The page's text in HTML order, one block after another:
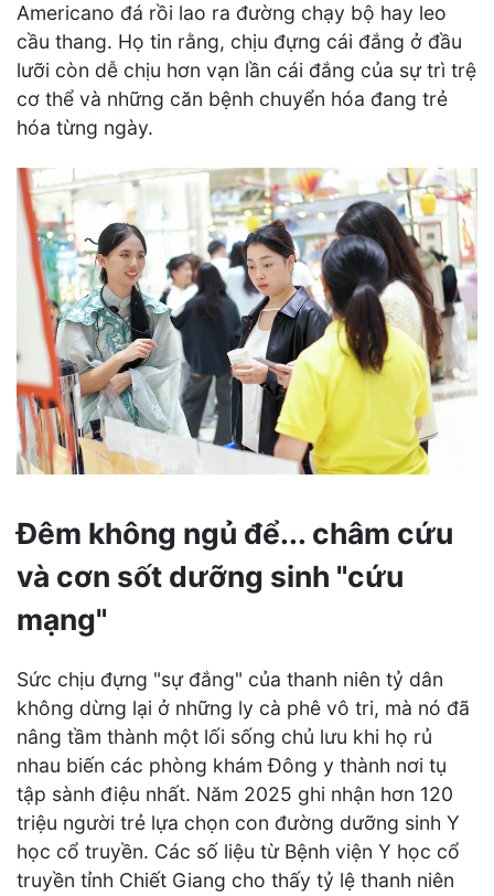
Americano đá rồi lao ra đường chạy bộ hay leo
cầu thang. Họ tin rằng, chịu đựng cái đắng ở đầu
lưỡi còn dễ chịu hơn vạn lần cái đắng của sự trì trệ
cơ thể và những căn bệnh chuyển hóa đang trẻ
hóa từng ngày.
Đêm không ngủ để... châm cứu
và cơn sốt dưỡng sinh "cứu
mạng"
Sức chịu đựng "sự đắng" của thanh niên tỷ dân
không dừng lại ở những ly cà phê vô tri, mà nó đã
nâng tầm thành một lối sống chủ lưu khi họ rủ
nhau biến các phòng khám Đông y thành nơi tụ
tập sành điệu nhất. Năm 2025 ghi nhận hơn 120
triệu người trẻ lựa chọn con đường dưỡng sinh Y
học cổ truyền. Các số liệu từ Bệnh viện Y học cổ
truyền tỉnh Chiết Giang cho thấy tỷ lệ thanh niên